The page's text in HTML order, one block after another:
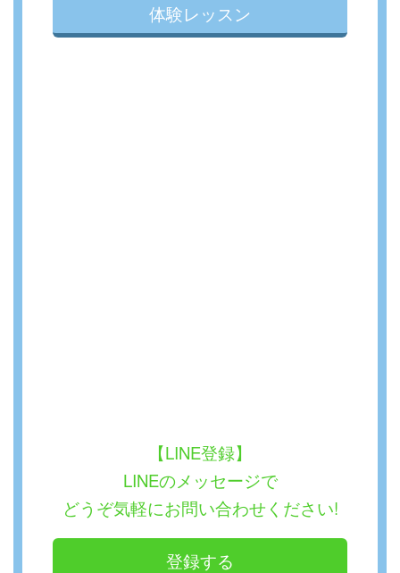
体験レッスン
【LINE登録】
LINEのメッセージで
どうぞ気軽にお問い合わせください!
登録する